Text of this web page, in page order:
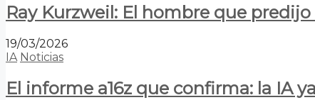
Ray Kurzweil: El hombre que
19/03/2026
IA Noticias
El informe a16z que confirma: la IA